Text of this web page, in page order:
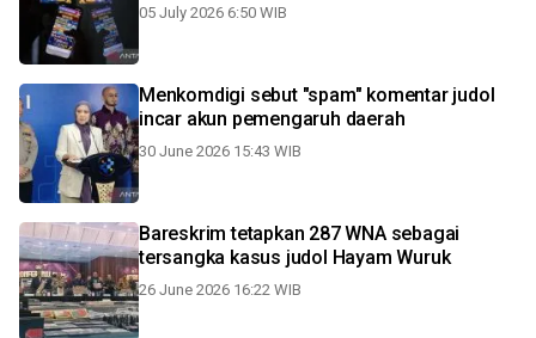
05 July 2026 6:50 WIB
Menkomdigi sebut "spam" komentar judol
incar akun pemengaruh daerah
30 June 2026 15:43 WIB
Bareskrim tetapkan 287 WNA sebagai
tersangka kasus judol Hayam Wuruk
26 June 2026 16:22 WIB